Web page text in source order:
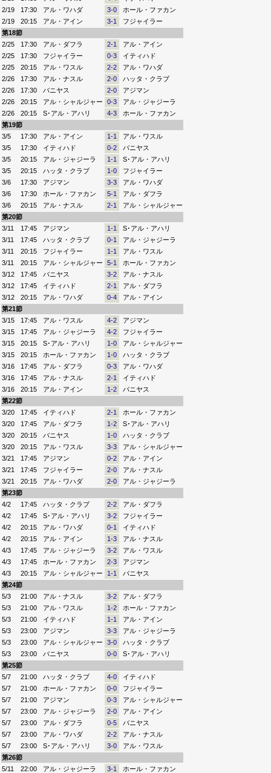
2/19
17:30 アル・ワハダ 3-0
ホール・ファカン
2/19
20:15 アル・アイン 3-1
フジャイラー
第18節
2/25
17:30 アル・ダフラ 2-1
アル・アイン
2/25
17:30 フジャイラー 0-3
イティハド
2/25
20:15 アル・ワスル 2-2
アル・ワハダ
2/26
17:30 アル・ナスル 2-0
ハッタ・クラブ
2/26
17:30 バニヤス 2-0
アジマン
2/26
20:15 アル・シャルジャー 0-3
アル・ジャジーラ
2/26
20:15 S･アル・アハリ 4-3
ホール・ファカン
第19節
3/5
17:30 アル・アイン 1-1
アル・ワスル
3/5
17:30 イティハド 0-2
バニヤス
3/5
20:15 アル・ジャジーラ 1-1
S･アル・アハリ
3/5
20:15 ハッタ・クラブ 1-0
フジャイラー
3/6
17:30 アジマン 3-3
アル・ワハダ
3/6
17:30 ホール・ファカン 5-1
アル・ダフラ
3/6
20:15 アル・ナスル 2-1
アル・シャルジャー
第20節
3/11
17:45 アジマン 1-1
S･アル・アハリ
3/11
17:45 ハッタ・クラブ 0-1
アル・ジャジーラ
3/11
20:15 フジャイラー 1-1
アル・ワスル
3/11
20:15 アル・シャルジャー 5-1
ホール・ファカン
3/12
17:45 バニヤス 3-2
アル・ナスル
3/12
17:45 イティハド 2-1
アル・ダフラ
3/12
20:15 アル・ワハダ 0-4
アル・アイン
第21節
3/15
17:45 アル・ワスル 4-2
アジマン
3/15
17:45 アル・ジャジーラ 4-2
フジャイラー
3/15
20:15 S･アル・アハリ 1-0
アル・シャルジャー
3/15
20:15 ホール・ファカン 1-0
ハッタ・クラブ
3/16
17:45 アル・ダフラ 0-3
アル・ワハダ
3/16
17:45 アル・ナスル 2-1
イティハド
3/16
20:15 アル・アイン 1-2
バニヤス
第22節
3/20
17:45 イティハド 2-1
ホール・ファカン
3/20
17:45 アル・ダフラ 1-2
S･アル・アハリ
3/20
20:15 バニヤス 1-0
ハッタ・クラブ
3/20
20:15 アル・ワスル 3-3
アル・シャルジャー
3/21
17:45 アジマン 0-2
アル・アイン
3/21
17:45 フジャイラー 2-0
アル・ナスル
3/21
20:15 アル・ワハダ 2-0
アル・ジャジーラ
第23節
4/2
17:45 ハッタ・クラブ 2-2
アル・ダフラ
4/2
17:45 S･アル・アハリ 3-2
フジャイラー
4/2
20:15 アル・ワハダ 0-1
イティハド
4/2
20:15 アル・アイン 1-3
アル・ナスル
4/3
17:45 アル・ジャジーラ 3-2
アル・ワスル
4/3
17:45 ホール・ファカン 2-3
アジマン
4/3
20:15 アル・シャルジャー 1-1
バニヤス
第24節
5/3
21:00 アル・ナスル 3-2
アル・ダフラ
5/3
21:00 アル・ワスル 1-2
ホール・ファカン
5/3
21:00 イティハド 1-1
アル・アイン
5/3
23:00 アジマン 3-3
アル・ジャジーラ
5/3
23:00 アル・シャルジャー 3-0
ハッタ・クラブ
5/3
23:00 バニヤス 0-0
S･アル・アハリ
第25節
5/7
21:00 ハッタ・クラブ 4-0
イティハド
5/7
21:00 ホール・ファカン 0-0
フジャイラー
5/7
21:00 アジマン 0-3
アル・シャルジャー
5/7
23:00 アル・ジャジーラ 2-0
アル・アイン
5/7
23:00 アル・ダフラ 0-5
バニヤス
5/7
23:00 アル・ワハダ 2-2
アル・ナスル
5/7
23:00 S･アル・アハリ 3-0
アル・ワスル
第26節
5/11
22:00 アル・ジャジーラ 3-1 ホール・ファカン